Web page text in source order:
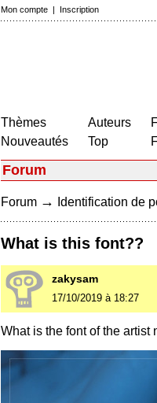
Mon compte | Inscription
Thèmes
Nouveautés
Auteurs
Top
Forum
Forum → Identification de
What is this font??
zakysam
17/10/2019 à 18:27
What is the font of the artist